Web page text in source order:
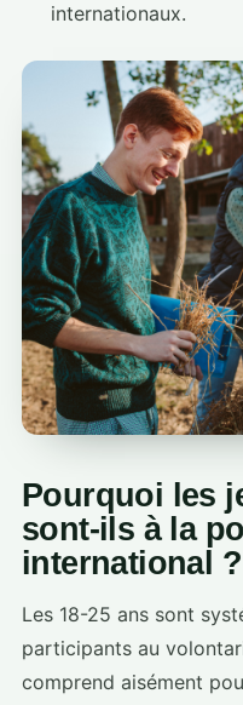
internationaux.
Pourquoi les
sont-ils à la
international ?
Les 18-25 ans sont
participants au
comprend aisément